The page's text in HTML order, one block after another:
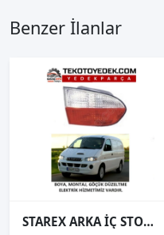
Benzer İlanlar
STAREX ARKA İÇ STOP SAĞ SOL 1997 VE ÜZERİ / KAMPANYA